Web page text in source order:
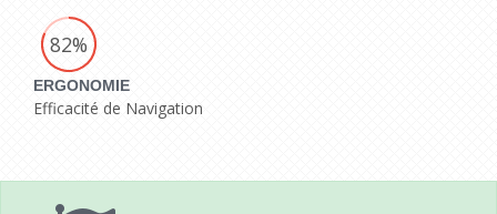
82%
ERGONOMIE
Efficacité de Navigation